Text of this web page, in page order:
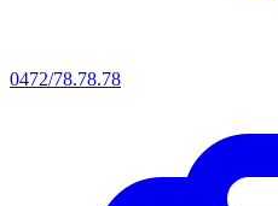
0472/78.78.78